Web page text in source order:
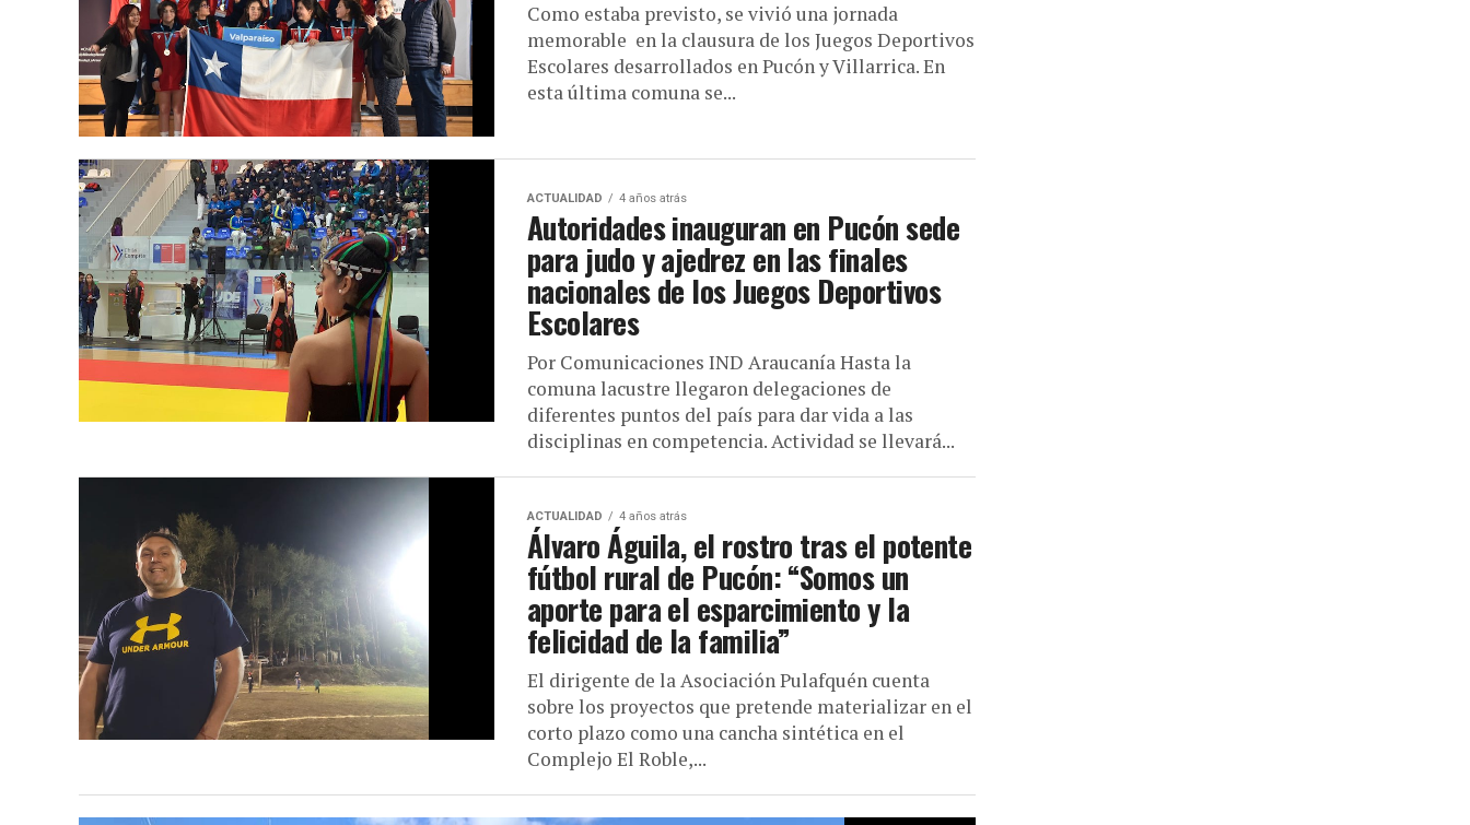
Como estaba previsto, se vivió una jornada
memorable en la clausura de los Juegos Deportivos
Escolares desarrollados en Pucón y Villarrica. En
esta última comuna se...
ACTUALIDAD 4 años atrás
Autoridades inauguran en Pucón sede
para judo y ajedrez en las finales
nacionales de los Juegos Deportivos
Escolares
Por Comunicaciones IND Araucanía Hasta la
comuna lacustre llegaron delegaciones de
diferentes puntos del país para dar vida a las
disciplinas en competencia. Actividad se llevará...
ACTUALIDAD 4 años atrás
Álvaro Águila, el rostro tras el potente
fútbol rural de Pucón: “Somos un
aporte para el esparcimiento y la
felicidad de la familia”
El dirigente de la Asociación Pulafquén cuenta
sobre los proyectos que pretende materializar en el
corto plazo como una cancha sintética en el
Complejo El Roble,...